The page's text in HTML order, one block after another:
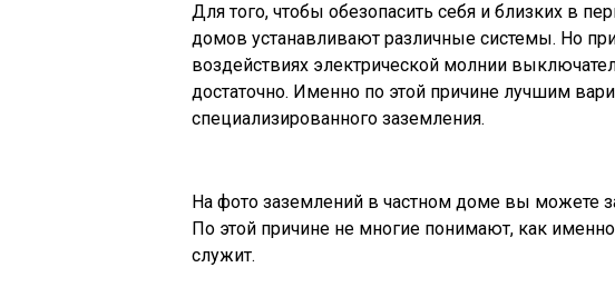
Для того, чтобы обезопасить себя и близких в
домов устанавливают различные системы. Но
воздействиях электрической молнии
достаточно. Именно по этой причине лучшим
специализированного заземления.
На фото заземлений в частном доме вы можете
По этой причине не многие понимают, как
служит.